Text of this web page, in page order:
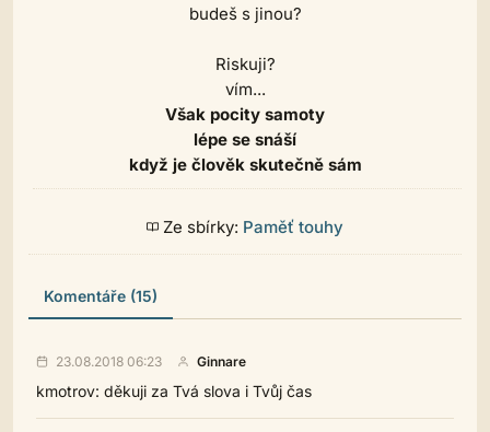
budeš s jinou?
Riskuji?
vím...
Však pocity samoty
lépe se snáší
když je člověk skutečně sám
Ze sbírky: Paměť touhy
Komentáře (15)
23.08.2018 06:23 Ginnare
kmotrov: děkuji za Tvá slova i Tvůj čas